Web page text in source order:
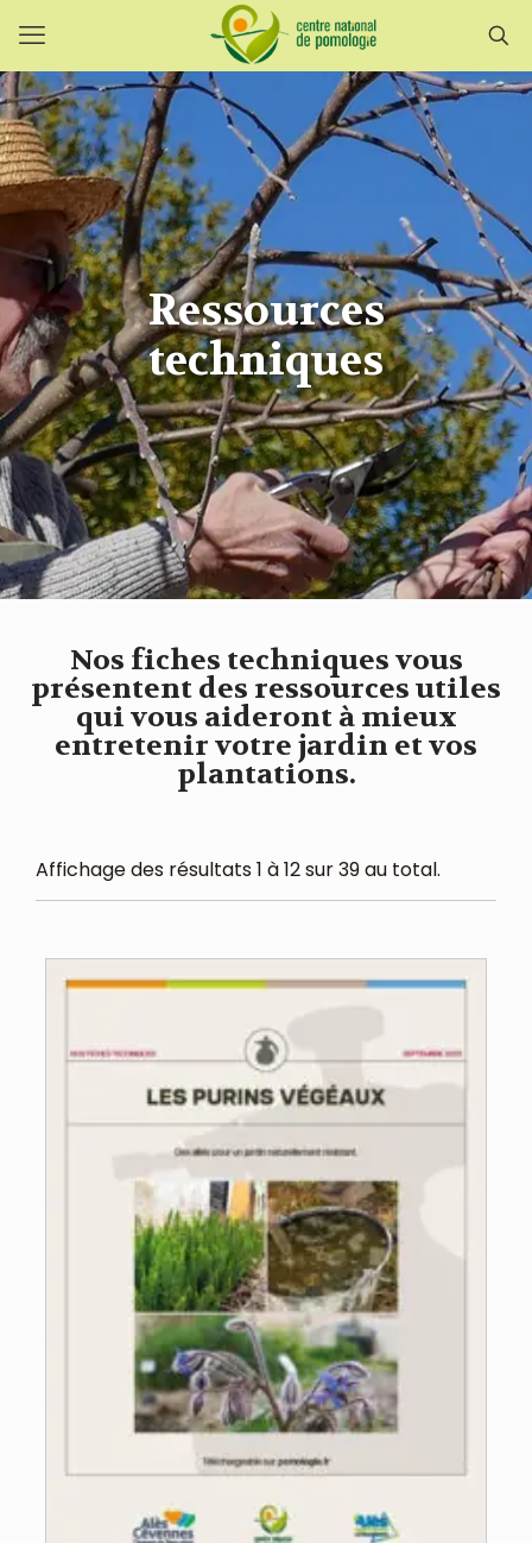
Ressources
techniques
Nos fiches techniques vous
présentent des ressources utiles
qui vous aideront à mieux
entretenir votre jardin et vos
plantations.
Affichage des résultats 1 à 12 sur 39 au total.